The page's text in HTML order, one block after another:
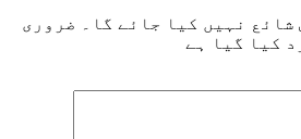
نہیں کیا جائے گا۔
ضروری
کیا گیا ہے